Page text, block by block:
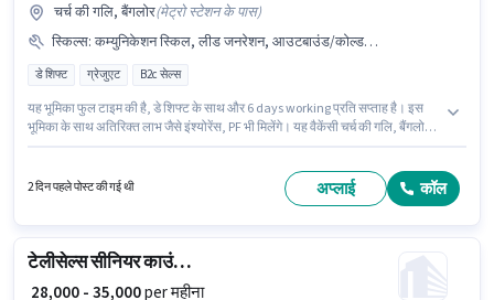
चर्च की गलि, बैंगलोर(मेट्रो स्टेशन के पास)
स्किल्स: कम्युनिकेशन स्किल, लीड जनरेशन, आउटबाउंड/कोल्ड कॉलिंग, वायरिंग
डे शिफ्ट ग्रेजुएट B2c सेल्स
यह भूमिका फुल टाइम की है, डे शिफ्ट के साथ और 6 days working प्रति सप्ताह है। इस
भूमिका के साथ अतिरिक्त लाभ जैसे इंश्योरेंस, PF भी मिलेंगे। यह वैकेंसी चर्च की गलि, बैंगलोर में
है।
2 दिन पहले पोस्ट की गई थी अप्लाई कॉल
टेलीसेल्स सीनियर काउंसलर
₹ 28,000 - 35,000per महीना